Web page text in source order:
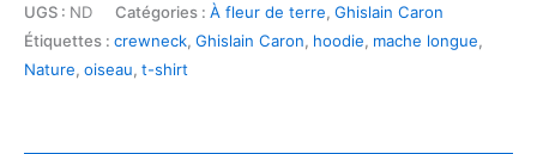
UGS : ND Catégories : À fleur de terre, Ghislain Caron
Étiquettes : crewneck, Ghislain Caron, hoodie, mache longue,
Nature, oiseau, t-shirt